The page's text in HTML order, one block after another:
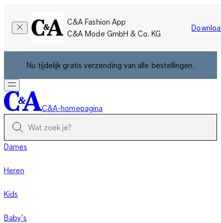
C&A Fashion App
C&A Mode GmbH & Co. KG
Nu tijdelijk gratis verzending van alle bestellingen.
C&A-homepagina
Dames
Heren
Kids
Baby’s